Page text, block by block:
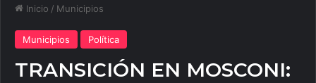
Inicio / Municipios
Municipios Política
TRANSICIÓN EN MOSCONI: